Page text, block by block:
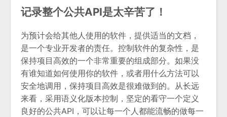
记录整个公共API是​太辛苦了！
为预计会给其他人使用的软件，提供适当的文档，
是一个专业开发者的责任。控制软件的复杂性，是
保持项目高效的一个非常重要的组成部分。如果没
有谁知道如何使用你的软件，或者用什么方法可以
安全地调用，保持项目高效是很难做到的。从长远
来看，采用语义化版本控制，坚定的看守一个定义
良好的公共API，可以让每一个人都能流畅的做每一